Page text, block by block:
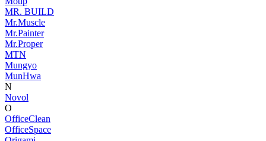
MR. BUILD
Mr.Muscle
Mr.Painter
Mr.Proper
MTN
Mungyo
MunHwa
N
Novol
O
OfficeClean
OfficeSpace